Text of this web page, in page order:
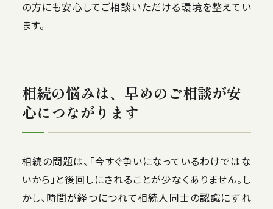
の方にも安心してご相談いただける環境を整えてい
ます。
相続の悩みは、早めのご相談が安
心につながります
相続の問題は、「今すぐ争いになっているわけではな
いから」と後回しにされることが少なくありません。し
かし、時間が経つにつれて相続人同士の認識にずれ